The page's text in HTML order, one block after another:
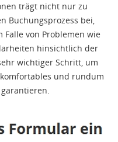
trägt nicht nur zu
Buchungsprozess bei,
von Problemen wie
hinsichtlich der
wichtiger Schritt, um
und rundum